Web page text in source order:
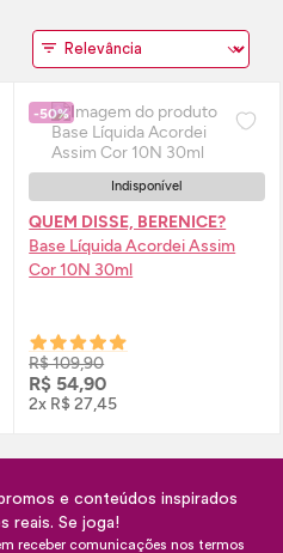
-50%
Indisponível
QUEM DISSE, BERENICE?
Base Líquida Acordei Assim
Cor 10N 30ml
R$ 109,90
R$ 54,90
2x R$ 27,45
e conteúdos inspirados
reais. Se joga!
receber comunicações nos termos